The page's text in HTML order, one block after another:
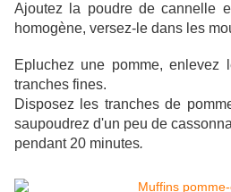
Ajoutez la poudre de cannelle
homogène, versez-le dans les
Epluchez une pomme, enlevez
tranches fines.
Disposez les tranches de
saupoudrez d'un peu de cassonn
pendant 20 minutes.